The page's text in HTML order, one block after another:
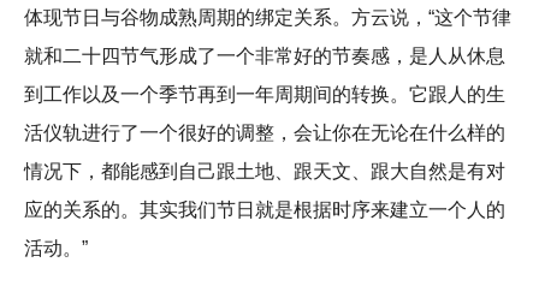
体现节日与谷物成熟周期的绑定关系。方云说，“这个节律
就和二十四节气形成了一个非常好的节奏感，是人从休息
到工作以及一个季节再到一年周期间的转换。它跟人的生
活仪轨进行了一个很好的调整，会让你在无论在什么样的
情况下，都能感到自己跟土地、跟天文、跟大自然是有对
应的关系的。其实我们节日就是根据时序来建立一个人的
活动。”